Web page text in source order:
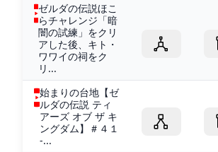
ゼルダの伝説ほこ
らチャレンジ「暗
闇の試練」をクリ
アした後、キト・
ワワイの祠をク
リ...
始まりの台地【ゼ
ルダの伝説 ティ
アーズ オブ ザ キ
ングダム】＃４１
-...